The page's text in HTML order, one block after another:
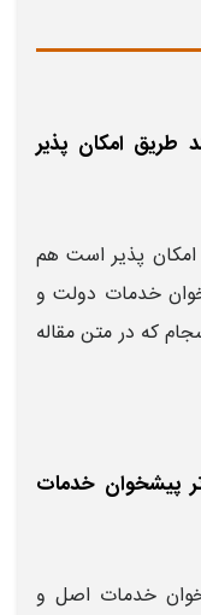
طریق امکان پذیر
امکان پذیر است هم
خدمات دولت و
که در متن مقاله
پیشخوان خدمات
خدمات اصل و